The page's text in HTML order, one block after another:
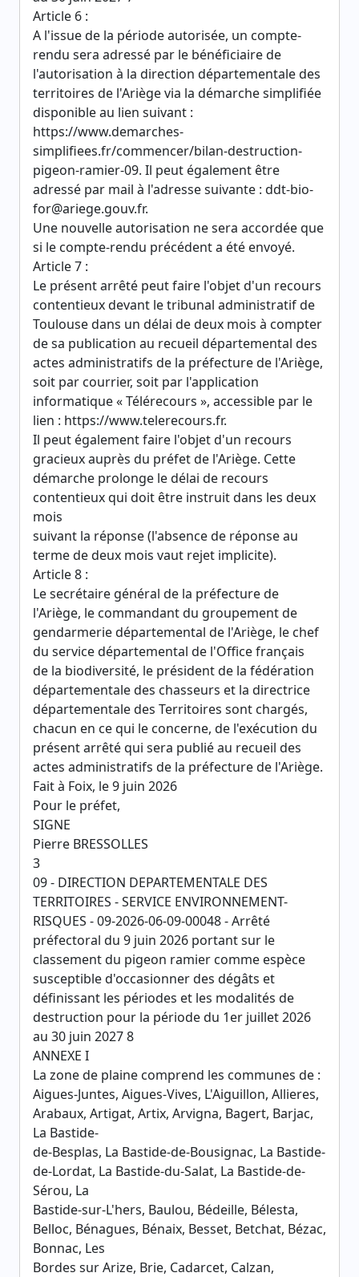
Article 6 :
A l'issue de la période autorisée, un compte-
rendu sera adressé par le bénéficiaire de
l'autorisation à la direction départementale des
territoires de l'Ariège via la démarche simplifiée
disponible au lien suivant :
https://www.demarches-
simplifiees.fr/commencer/bilan-destruction-
pigeon-ramier-09. Il peut également être
adressé par mail à l'adresse suivante : ddt-bio-
for@ariege.gouv.fr.
Une nouvelle autorisation ne sera accordée que
si le compte-rendu précédent a été envoyé.
Article 7 :
Le présent arrêté peut faire l'objet d'un recours
contentieux devant le tribunal administratif de
Toulouse dans un délai de deux mois à compter
de sa publication au recueil départemental des
actes administratifs de la préfecture de l'Ariège,
soit par courrier, soit par l'application
informatique « Télérecours », accessible par le
lien : https://www.telerecours.fr.
Il peut également faire l'objet d'un recours
gracieux auprès du préfet de l'Ariège. Cette
démarche prolonge le délai de recours
contentieux qui doit être instruit dans les deux
mois
suivant la réponse (l'absence de réponse au
terme de deux mois vaut rejet implicite).
Article 8 :
Le secrétaire général de la préfecture de
l'Ariège, le commandant du groupement de
gendarmerie départemental de l'Ariège, le chef
du service départemental de l'Office français
de la biodiversité, le président de la fédération
départementale des chasseurs et la directrice
départementale des Territoires sont chargés,
chacun en ce qui le concerne, de l'exécution du
présent arrêté qui sera publié au recueil des
actes administratifs de la préfecture de l'Ariège.
Fait à Foix, le 9 juin 2026
Pour le préfet,
SIGNE
Pierre BRESSOLLES
3
09 - DIRECTION DEPARTEMENTALE DES
TERRITOIRES - SERVICE ENVIRONNEMENT-
RISQUES - 09-2026-06-09-00048 - Arrêté
préfectoral du 9 juin 2026 portant sur le
classement du pigeon ramier comme espèce
susceptible d'occasionner des dégâts et
définissant les périodes et les modalités de
destruction pour la période du 1er juillet 2026
au 30 juin 2027 8
ANNEXE I
La zone de plaine comprend les communes de :
Aigues-Juntes, Aigues-Vives, L'Aiguillon, Allieres,
Arabaux, Artigat, Artix, Arvigna, Bagert, Barjac,
La Bastide-
de-Besplas, La Bastide-de-Bousignac, La Bastide-
de-Lordat, La Bastide-du-Salat, La Bastide-de-
Sérou, La
Bastide-sur-L'hers, Baulou, Bédeille, Bélesta,
Belloc, Bénagues, Bénaix, Besset, Betchat, Bézac,
Bonnac, Les
Bordes sur Arize, Brie, Cadarcet, Calzan,